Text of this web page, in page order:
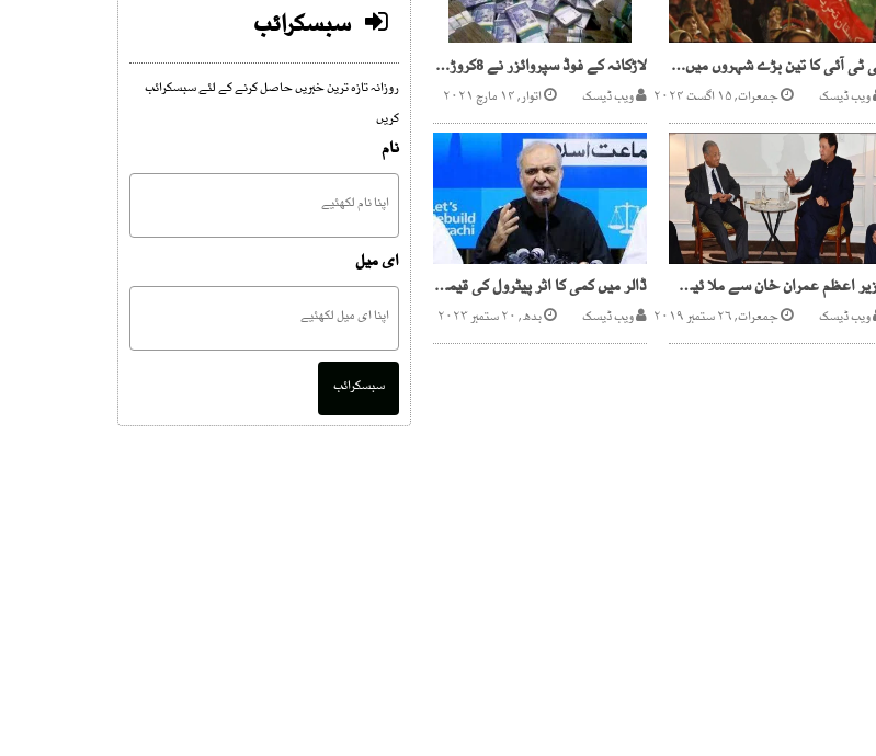
پی ٹی آئی کا تین بڑے شہروں میں جلسے کرنے کا اعلان
ویب ڈیسک جمعرات, ۱۵ اگست ۲۰۲۴
لاڑکانہ کے فوڈ سپروائزر نے 8کروڑ کی رقم واپس کردی
ویب ڈیسک اتوار, ۱۴ مارچ ۲۰۲۱
وزیر اعظم عمران خان سے ملا ئیشین ہم منصب مہاتیر محمد کی ملاقات
ویب ڈیسک جمعرات, ۲۶ ستمبر ۲۰۱۹
ڈالر میں کمی کا اثر پیٹرول کی قیمت پر آنا چاہئے، حافظ نعیم الرحمن
ویب ڈیسک بدھ, ۲۰ ستمبر ۲۰۲۳
سبسکرائب
روزانہ تازہ ترین خبریں حاصل کرنے کے لئے سبسکرائب
کریں
نام
ای میل
سبسکرائب